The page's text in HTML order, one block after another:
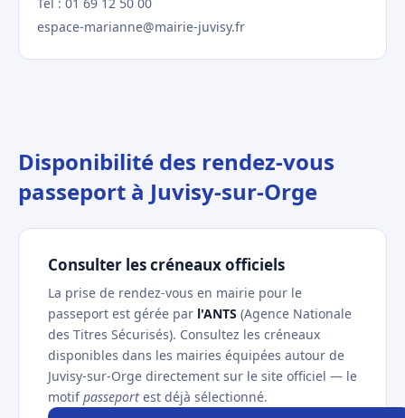
espace-marianne@mairie-juvisy.fr
Disponibilité des rendez-vous
passeport à Juvisy-sur-Orge
Consulter les créneaux officiels
La prise de rendez-vous en mairie pour le
passeport est gérée par l'ANTS (Agence Nationale
des Titres Sécurisés). Consultez les créneaux
disponibles dans les mairies équipées autour de
Juvisy-sur-Orge directement sur le site officiel — le
motifpasseport est déjà sélectionné.